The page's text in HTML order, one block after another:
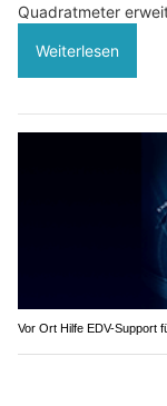
Quadratmeter
Weiterlesen
Vor Ort Hilfe EDV-Support